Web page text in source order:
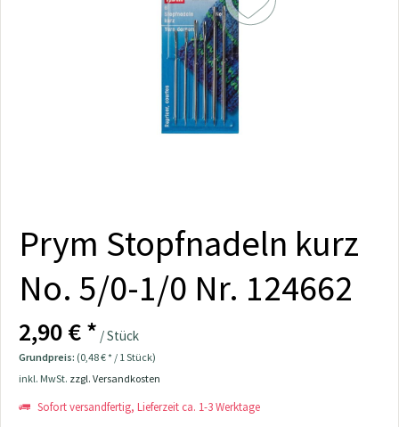
Prym Stopfnadeln kurz
No. 5/0-1/0 Nr. 124662
2,90 € * / Stück
Grundpreis: (0,48 € * / 1 Stück)
inkl. MwSt. zzgl. Versandkosten
Sofort versandfertig, Lieferzeit ca. 1-3 Werktage